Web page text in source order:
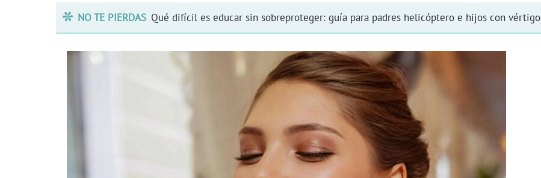
NO TE PIERDAS Qué difícil es educar sin sobreproteger: guía para padres helicóptero e hijos con vértigo